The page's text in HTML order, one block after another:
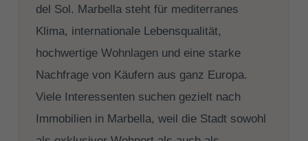
del Sol. Marbella steht für mediterranes
Klima, internationale Lebensqualität,
hochwertige Wohnlagen und eine starke
Nachfrage von Käufern aus ganz Europa.
Viele Interessenten suchen gezielt nach
Immobilien in Marbella, weil die Stadt sowohl